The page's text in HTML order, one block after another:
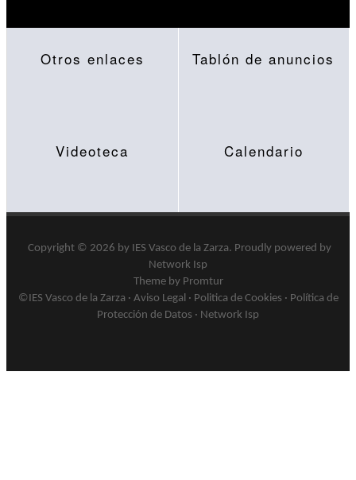
Otros enlaces Tablón de anuncios
Videoteca Calendario
Copyright © 2026 by IES Vasco de la Zarza. Proudly powered by
Network Isp
Theme by Promtur
©IES Vasco de la Zarza · Aviso Legal· Politica de Cookies · Política de
Protección de Datos · Network Isp